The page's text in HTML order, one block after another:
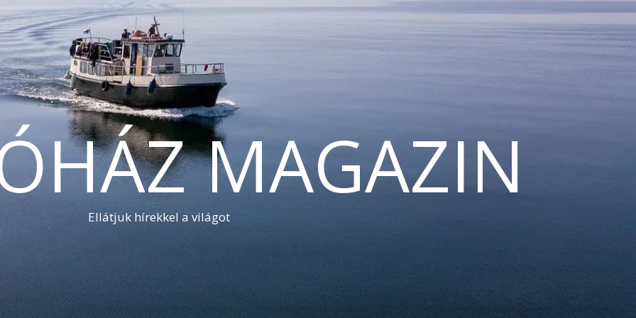
MAGAZIN
Ellátjuk hírekkel a világot